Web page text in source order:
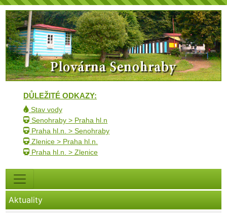
DŮLEŽITÉ ODKAZY:
Stav vody
Senohraby > Praha hl.n
Praha hl.n. > Senohraby
Zlenice > Praha hl.n.
Praha hl.n. > Zlenice
Aktuality